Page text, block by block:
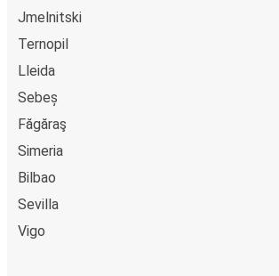
Jmelnitski
Ternopil
Lleida
Sebeș
Făgăraş
Simeria
Bilbao
Sevilla
Vigo